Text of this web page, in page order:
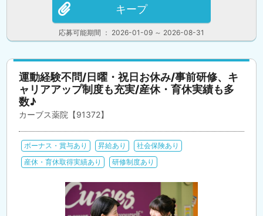
応募可能期間 ： 2026-01-09 ～ 2026-08-31
キープ
運動経験不問/日曜・祝日お休み/事前研修、キ
ャリアアップ制度も充実/産休・育休実績も多
数♪
カーブス薬院【91372】
ボーナス・賞与あり 昇給あり
社会保険あり
産休・育休取得実績あり
研修制度あり